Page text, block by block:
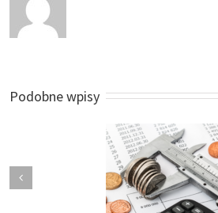
Podobne wpisy